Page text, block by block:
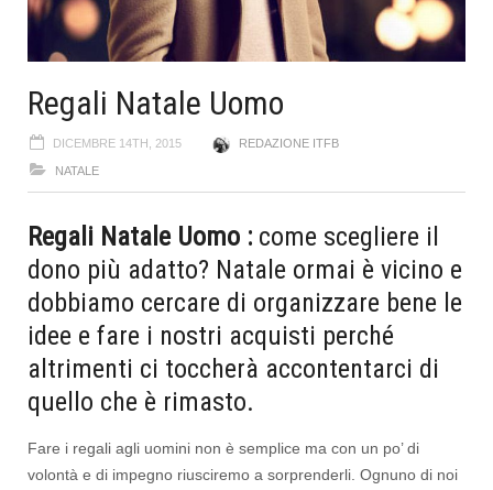
Regali Natale Uomo
DICEMBRE 14TH, 2015 REDAZIONE ITFB
NATALE
Regali Natale Uomo : come scegliere il
dono più adatto? Natale ormai è vicino e
dobbiamo cercare di organizzare bene le
idee e fare i nostri acquisti perché
altrimenti ci toccherà accontentarci di
quello che è rimasto.
Fare i regali agli uomini non è semplice ma con un po’ di
volontà e di impegno riusciremo a sorprenderli. Ognuno di noi